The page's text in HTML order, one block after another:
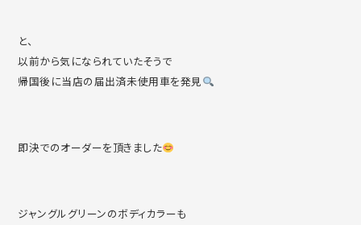
と、
以前から気になられていたそうで
帰国後に当店の届出済未使用車を発見
即決でのオーダーを頂きました
ジャングルグリーンのボディカラーも